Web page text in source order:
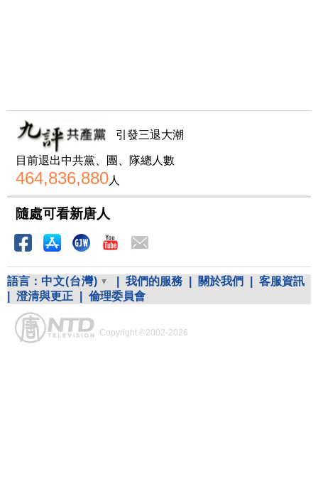
引發三退大潮
目前退出中共黨、團、隊總人數
464,836,880人
隨處可看新唐人
語言： 中文(台灣) 我們的服務 關於我們
客服資訊
澄清與更正 倫理委員會
Copyright ©2002-2026